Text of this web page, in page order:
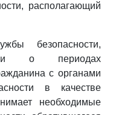
располагающий
безопасности,
о периодах
с органами
в качестве
необходимые